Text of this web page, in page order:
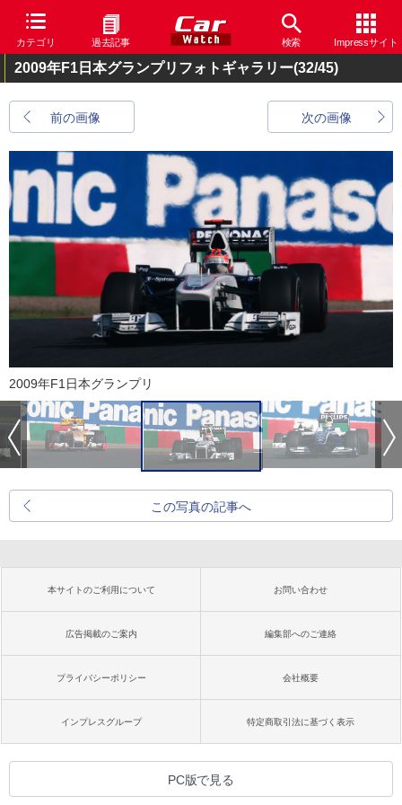
カテゴリ 過去記事 検索 Impressサイト
2009年F1日本グランプリフォトギャラリー(32/45)
前の画像 次の画像
2009年F1日本グランプリ
この写真の記事へ
本サイトのご利用について お問い合わせ
広告掲載のご案内 編集部へのご連絡
プライバシーポリシー 会社概要
インプレスグループ 特定商取引法に基づく表示
PC版で見る